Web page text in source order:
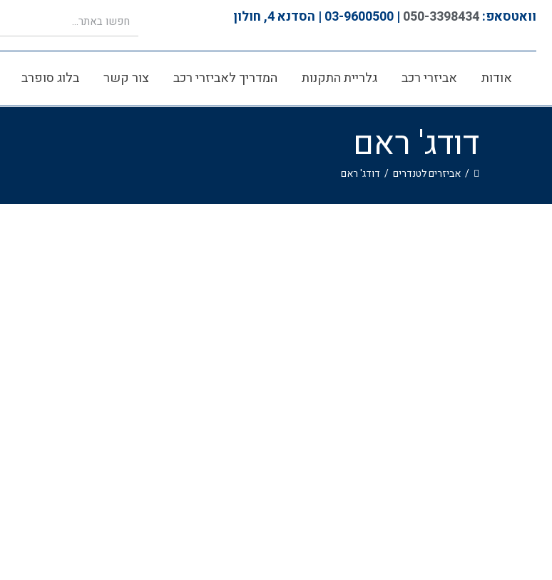
וואטסאפ:050-3398434 | 03-9600500 | הסדנא 4, חולון
אודות אביזרי רכב גלריית התקנות המדריך לאביזרי רכב צור קשר בלוג סופרב
דודג' ראם
/ אביזרים לטנדרים / דודג' ראם